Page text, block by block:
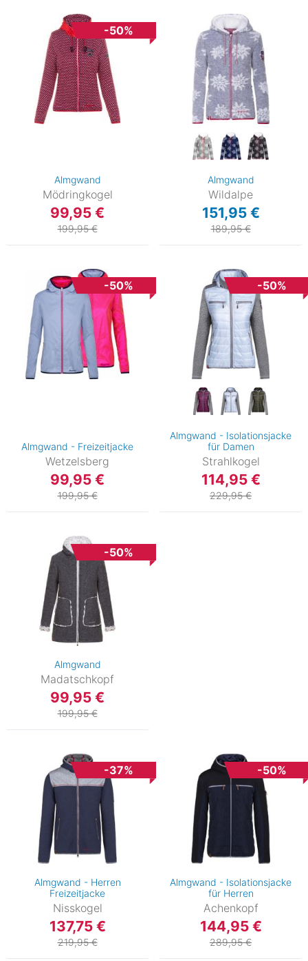
-50%
Almgwand
Mödringkogel
99,95 €
199,95 €
Almgwand
Wildalpe
151,95 €
189,95 €
-50%
Almgwand - Freizeitjacke
Wetzelsberg
99,95 €
199,95 €
-50%
Almgwand - Isolationsjacke
für Damen
Strahlkogel
114,95 €
229,95 €
-50%
Almgwand
Madatschkopf
99,95 €
199,95 €
-37%
Almgwand - Herren
Freizeitjacke
Nisskogel
137,75 €
219,95 €
-50%
Almgwand - Isolationsjacke
für Herren
Achenkopf
144,95 €
289,95 €